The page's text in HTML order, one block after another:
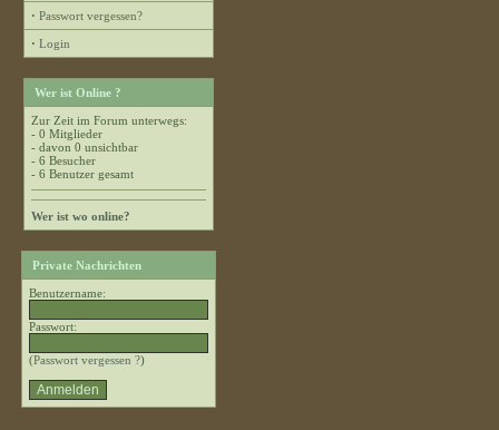
· Passwort vergessen?
· Login
Wer ist Online ?
Zur Zeit im Forum unterwegs:
- 0 Mitglieder
- davon 0 unsichtbar
- 6 Besucher
- 6 Benutzer gesamt
Wer ist wo online?
Private Nachrichten
Benutzername:
Passwort:
(Passwort vergessen ?)